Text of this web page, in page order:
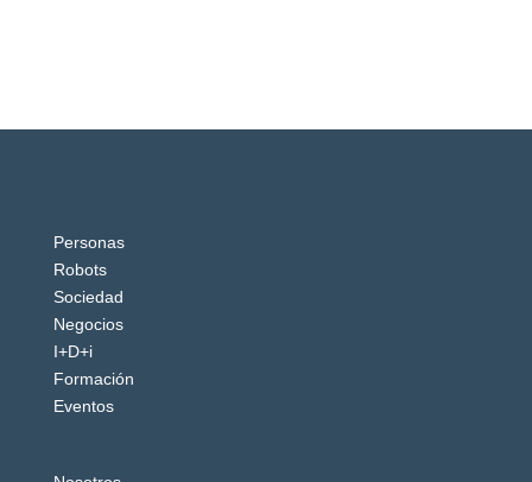
Personas
Robots
Sociedad
Negocios
I+D+i
Formación
Eventos